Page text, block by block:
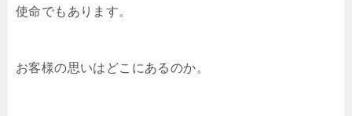
使命でもあります。
お客様の思いはどこにあるのか。